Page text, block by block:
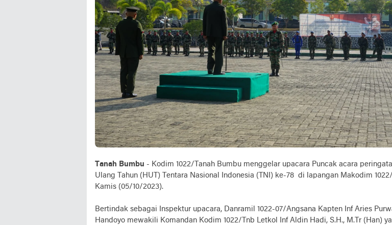
Tanah Bumbu - Kodim 1022/Tanah Bumbu menggelar upacara Puncak acara
Ulang Tahun (HUT) Tentara Nasional Indonesia (TNI) ke-78 di lapangan Makodim
Kamis (05/10/2023).
Bertindak sebagai Inspektur upacara, Danramil 1022-07/Angsana Kapten Inf Aries
Handoyo mewakili Komandan Kodim 1022/Tnb Letkol Inf Aldin Hadi, S.H., M.Tr (Han)